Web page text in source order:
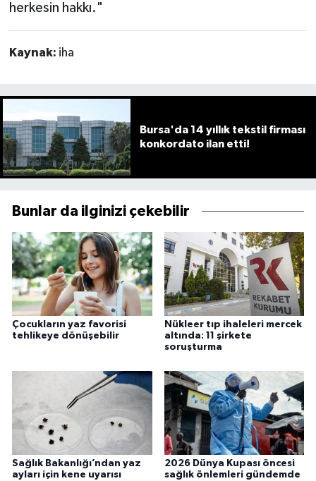
herkesin hakkı."
Kaynak: iha
Bursa'da 14 yıllık tekstil firması
konkordato ilan etti!
Bunlar da ilginizi çekebilir
Çocukların yaz favorisi
tehlikeye dönüşebilir
Nükleer tıp ihaleleri mercek
altında: 11 şirkete
soruşturma
Sağlık Bakanlığı’ndan yaz
ayları için kene uyarısı
2026 Dünya Kupası öncesi
sağlık önlemleri gündemde